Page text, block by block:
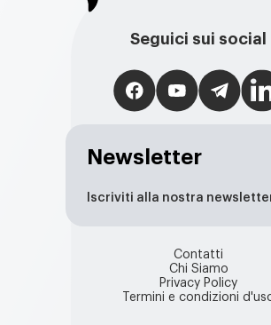
Seguici sui social
Newsletter
Iscriviti alla nostra
Contatti
Chi Siamo
Privacy Policy
Termini e condizioni